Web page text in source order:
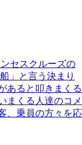
セスクルーズの
」と言う決まり
あると叩きまくる
まくる人達のコメ
、乗員の方々を応